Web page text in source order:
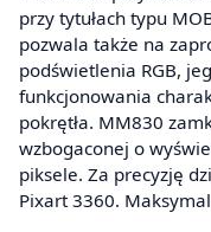
przy tytułach typu
pozwala także na
podświetlenia RGB,
funkcjonowania
pokrętła. MM830
wzbogaconej o
piksele. Za precyzję
Pixart 3360.